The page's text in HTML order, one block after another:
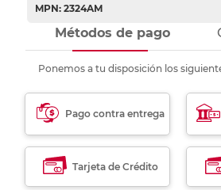
MPN: 2324AM
Métodos de pago
Ponemos a tu disposición los
Pago contra entrega
Tarjeta de Crédito